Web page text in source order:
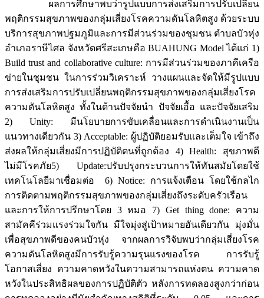
ผลการศึกษาพบว่ารูปแบบการส่งเสริมการปรับเปลี่ยน
พฤติกรรมสุขภาพของกลุ่มเสี่ยงโรคความดันโลหิตสูง ด้วยระบบ
บริการสุขภาพปฐมภูมิและการมีส่วนร่วมของชุมชน ตำบลบัวหุ่ง
อำเภอราษีไศล จังหวัดศรีสะเกษคือ BUAHUNG Model ได้แก่ 1)
Build trust and collaborative culture: การมีส่วนร่วมของภาคีเครือ
ข่ายในชุมชน ในการร่วมวิเคราะห์ วางแผนและจัดให้มีรูปแบบ
การส่งเสริมการปรับเปลี่ยนพฤติกรรมสุขภาพของกลุ่มเสี่ยงโรค
ความดันโลหิตสูง ทั้งในด้านปัจจัยนำ ปัจจัยเอื้อ และปัจจัยเสริม
2) Unity: มีนโยบายการขับเคลื่อนและการดำเนินงานเป็น
แนวทางเดียวกัน 3) Acceptable: ผู้ปฏิบัติยอมรับและเต็มใจ เข้าถึง
ส่งผลให้กลุ่มเสี่ยงมีการปฏิบัติตนที่ถูกต้อง 4) Health: สุขภาพดี
ไม่มีโรคภัย5) Update:ปรับปรุงกระบวนการให้ทันสมัยโดยใช้
เทคโนโลยีมาเชื่อมต่อ 6) Notice: การแจ้งเตือน โดยใช้กลไก
การติดตามพฤติกรรมสุขภาพของกลุ่มเสี่ยงถึงระดับครัวเรือน
และการให้การปรึกษาโดย 3 หมอ 7) Get thing done: ความ
สามัคคีร่วมแรงร่วมใจกัน มีใจมุ่งสู่เป้าหมายอันเดียวกัน มุ่งมั่น
เพื่อสุขภาพดีของคนบัวหุ่ง จากผลการวิจับพบว่ากลุ่มเสี่ยงโรค
ความดันโลหิตสูงมีการรับรู้ความรุนแรงของโรค การรับรู้
โอกาสเสี่ยง ความคาดหวังในความสามารถแห่งตน ความคาด
หวังในประสิทธิผลของการปฏิบัติตัว หลังการทดลองสูงกว่าก่อน